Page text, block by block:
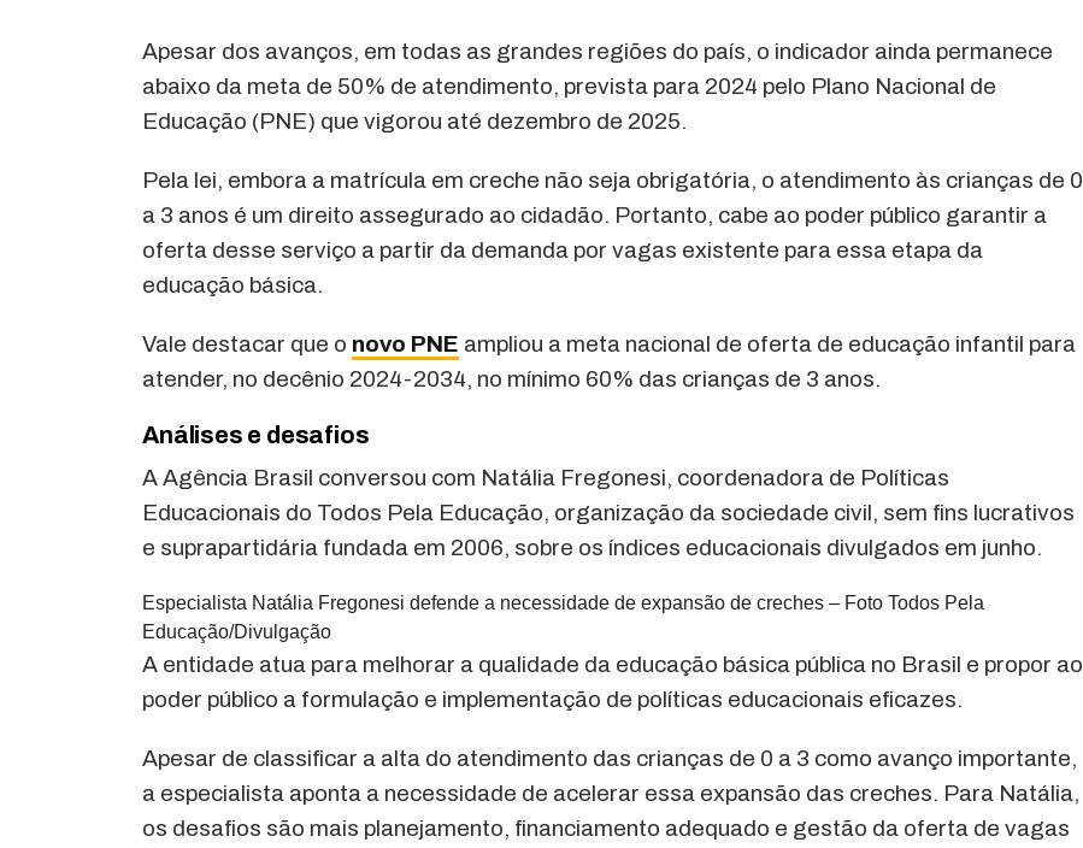
Apesar dos avanços, em todas as grandes regiões do país, o indicador ainda permanece
abaixo da meta de 50% de atendimento, prevista para 2024 pelo Plano Nacional de
Educação (PNE) que vigorou até dezembro de 2025.
Pela lei, embora a matrícula em creche não seja obrigatória, o atendimento às crianças de 0
a 3 anos é um direito assegurado ao cidadão. Portanto, cabe ao poder público garantir a
oferta desse serviço a partir da demanda por vagas existente para essa etapa da
educação básica.
Vale destacar que o novo PNE ampliou a meta nacional de oferta de educação infantil para
atender, no decênio 2024-2034, no mínimo 60% das crianças de 3 anos.
Análises e desafios
A Agência Brasil conversou com Natália Fregonesi, coordenadora de Políticas
Educacionais do Todos Pela Educação, organização da sociedade civil, sem fins lucrativos
e suprapartidária fundada em 2006, sobre os índices educacionais divulgados em junho.
Especialista Natália Fregonesi defende a necessidade de expansão de creches – Foto Todos Pela
Educação/Divulgação
A entidade atua para melhorar a qualidade da educação básica pública no Brasil e propor ao
poder público a formulação e implementação de políticas educacionais eficazes.
Apesar de classificar a alta do atendimento das crianças de 0 a 3 como avanço importante,
a especialista aponta a necessidade de acelerar essa expansão das creches. Para Natália,
os desafios são mais planejamento, financiamento adequado e gestão da oferta de vagas